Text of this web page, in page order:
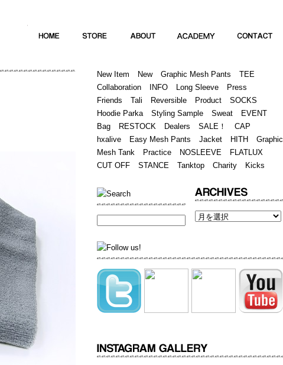
New Item New Graphic Mesh Pants
TEE
Collaboration
INFO Long Sleeve
Press
Friends
Tali Reversible Product
SOCKS
Hoodie Parka
Styling Sample Sweat
EVENT
Bag
RESTOCK Dealers SALE！
CAP
hxalive
Easy Mesh Pants Jacket HITH
Graphic
Mesh Tank
Practice NOSLEEVE
FLATLUX
CUT OFF
STANCE Tanktop Charity Kicks